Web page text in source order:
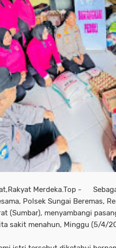
Merdeka.Top -
Polsek Sungai Beremas,
(Sumbar), menyambangi
sakit menahun, Minggu (5/4/